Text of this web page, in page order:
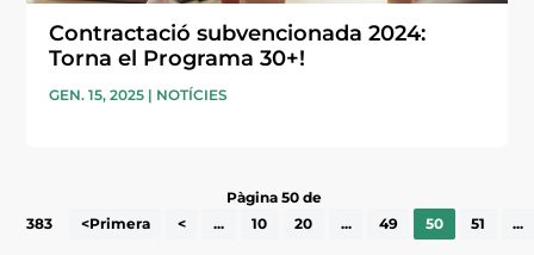
Contractació subvencionada 2024:
Torna el Programa 30+!
GEN. 15, 2025 | NOTÍCIES
Pàgina 50 de
383
<Primera < ... 10 20 ... 49 50 51 ...